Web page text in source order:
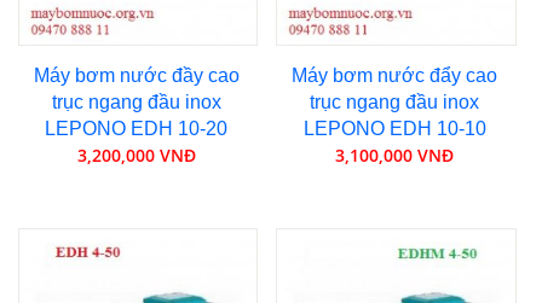
Máy bơm nước đầy cao
trục ngang đầu inox
LEPONO EDH 10-20
3,200,000 VNĐ
Máy bơm nước đẩy cao
trục ngang đầu inox
LEPONO EDH 10-10
3,100,000 VNĐ